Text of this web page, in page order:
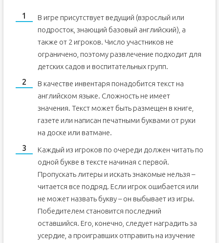
В игре присутствует ведущий (взрослый или
подросток, знающий базовый английский), а
также от 2 игроков. Число участников не
ограничено, поэтому развлечение подходит для
детских садов и воспитательных групп.
В качестве инвентаря понадобится текст на
английском языке. Сложность не имеет
значения. Текст может быть размещен в книге,
газете или написан печатными буквами от руки
на доске или ватмане.
Каждый из игроков по очереди должен читать по
одной букве в тексте начиная с первой.
Пропускать литеры и искать знакомые нельзя –
читается все подряд. Если игрок ошибается или
не может назвать букву – он выбывает из игры.
Победителем становится последний
оставшийся. Его, конечно, следует наградить за
усердие, а проигравших отправить на изучение